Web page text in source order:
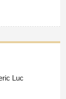
Luc